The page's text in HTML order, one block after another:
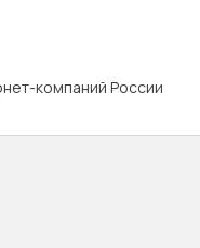
компаний России